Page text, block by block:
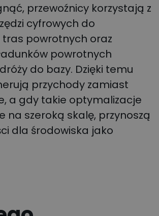
przewoźnicy korzystają z
cyfrowych do
powrotnych oraz
powrotnych
do bazy. Dzięki temu
przychody zamiast
a gdy takie optymalizacje
na szeroką skalę, przynoszą
dla środowiska jako